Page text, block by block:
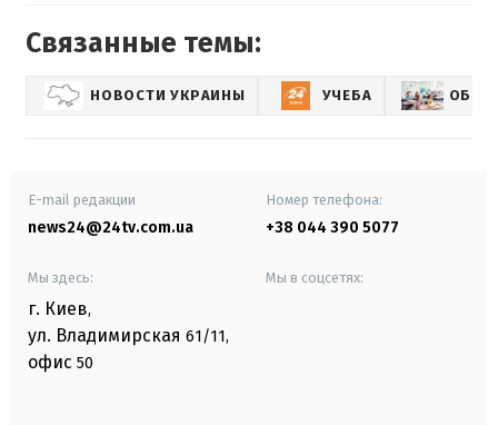
Связанные темы:
НОВОСТИ УКРАИНЫ УЧЕБА
E-mail редакции
news24@24tv.com.ua
Номер телефона:
+38 044 390 5077
Мы здесь:
г. Киев,
ул. Владимирская 61/11,
офис 50
Мы в соцсетях: